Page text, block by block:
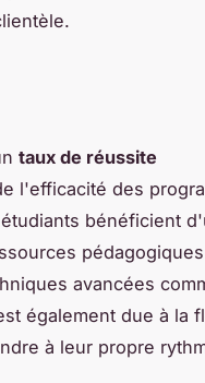
taux de réussite
l'efficacité des
bénéficient
pédagogiques
avancées
également due à la
à leur propre